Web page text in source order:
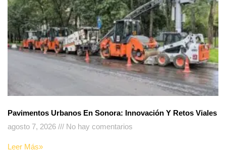
Pavimentos Urbanos En Sonora: Innovación Y Retos Viales
agosto 7, 2026
No hay comentarios
Leer Más»